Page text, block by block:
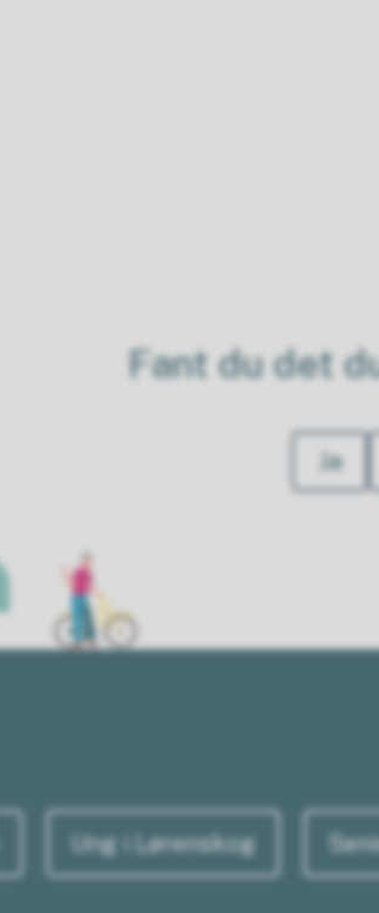
Fant du det
Ja
Ung i Lørenskog